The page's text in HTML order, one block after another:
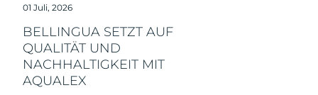
01 Juli, 2026
BELLINGUA SETZT AUF
QUALITÄT UND
NACHHALTIGKEIT MIT
AQUALEX